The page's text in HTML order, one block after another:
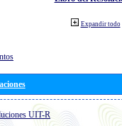
Expandir todo
UIT-R